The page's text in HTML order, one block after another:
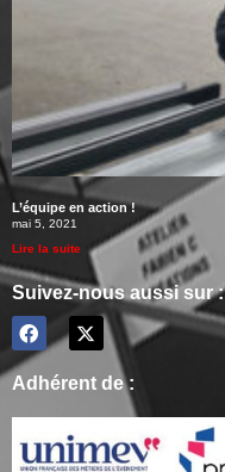
L’équipe en action !
mai 5, 2021
Lire la suite
Suivez-nous aussi sur :
Adhérent de :